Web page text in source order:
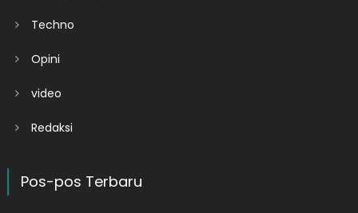
Techno
Opini
video
Redaksi
Pos-pos Terbaru